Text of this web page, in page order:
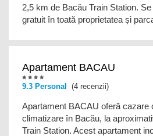
2,5 km de Bacău Train Station.
gratuit în toată proprietatea și
Apartament BACAU
9.3 Personal (4 recenzii)
Apartament BACAU oferă cazare
climatizare în Bacău, la
Train Station. Acest apartament